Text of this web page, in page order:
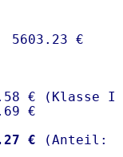
€ (Klasse I)
€
€